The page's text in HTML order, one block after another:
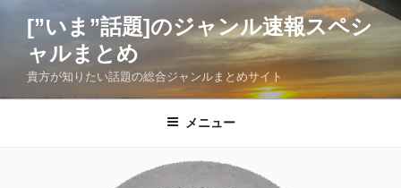
ツ
[”いま”話題]のジャンル速報スペシ
ャルまとめ
貴方が知りたい話題の総合ジャンルまとめサイト
メニュー